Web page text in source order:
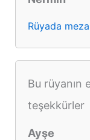
Rüyada
Bu rüyanın
teşekkürler
Ayşe